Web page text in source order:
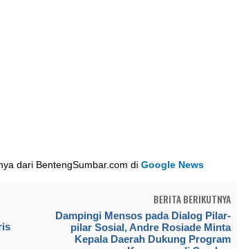
dari BentengSumbar.com diGoogle News
BERITA BERIKUTNYA
Dampingi Mensos pada Dialog Pilar-
pilar Sosial, Andre Rosiade Minta
Kepala Daerah Dukung Program